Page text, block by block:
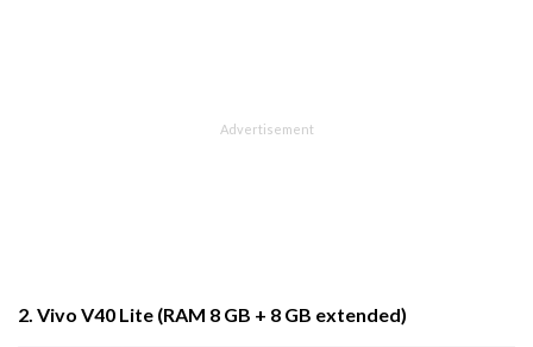
2. Vivo V40 Lite (RAM 8 GB + 8 GB extended)